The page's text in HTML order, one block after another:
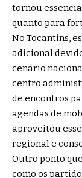
tornou
quanto para
No Tocantins,
adicional
cenário
centro
de encontros
agendas de
aproveitou
regional e
Outro ponto
como os